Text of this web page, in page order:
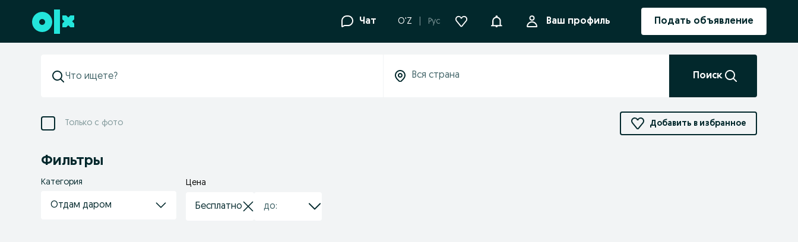
Перейти к нижнему колонтитулу Чат O'Z Рус УведомленияВаш профиль Подать объявление
Поиск
Только с фото Добавить в избранное
Фильтры
Категория
Отдам даром
Цена